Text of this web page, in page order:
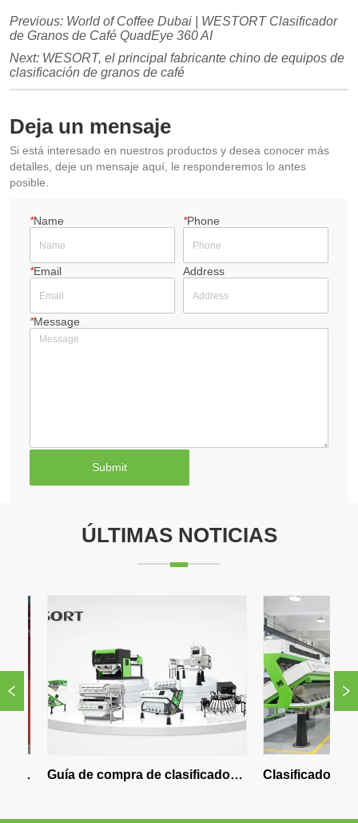
Previous: World of Coffee Dubai | WESTORT Clasificador
de Granos de Café QuadEye 360 AI
Next: WESORT, el principal fabricante chino de equipos de
clasificación de granos de café
Deja un mensaje
Si está interesado en nuestros productos y desea conocer más
detalles, deje un mensaje aquí, le responderemos lo antes
posible.
*Name *Phone
*Email Address
*Message
Submit
ÚLTIMAS NOTICIAS
Guía de compra de clasificador
Clasificador Óptico